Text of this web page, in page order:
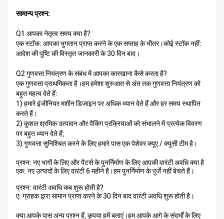
सामान्य प्रश्न:
Q1 आपका नेतृत्व समय क्या है?
एक स्टॉक: आपका भुगतान प्राप्त करने के एक सप्ताह के भीतर।कोई स्टॉक नहीं:
आदेश की पुष्टि की विस्तृत जानकारी के 30 दिन बाद।
Q2 गुणवत्ता नियंत्रण के संबंध में आपका कारखाना कैसे करता है?
एक गुणवत्ता प्राथमिकता है।हम हमेशा शुरुआत से अंत तक गुणवत्ता नियंत्रण को
बहुत महत्व देते हैं:
1) हमारे इंजीनियर मशीन डिजाइन पर अधिक ध्यान देते हैं और हर समय स्थापित
करते हैं।
2) कुशल श्रमिक उत्पादन और पैकिंग प्रक्रियाओं को संभालने में प्रत्येक विवरण
पर बहुत ध्यान देते हैं;
3) गुणवत्ता सुनिश्चित करने के लिए हमारे पास एक पेशेवर क्यूए / क्यूसी टीम है।
प्रश्न: नए भागों के लिए और पैटर्स के पुनर्निर्माण के लिए आपकी वारंटी अवधि क्या है
एक: नए उत्पादों के लिए वारंटी 6 महीने है।हम पुनर्निर्माण के पुर्जे नहीं बेचते हैं।
प्रश्न: वारंटी अवधि कब शुरू होती है?
ए: ग्राहक द्वारा सामान प्राप्त करने के 30 दिन बाद वारंटी अवधि शुरू होती है।
क्या आपके पास अन्य प्रश्न हैं, कृपया हमें बताएं।हम आपके आगे के संदर्भों के लिए